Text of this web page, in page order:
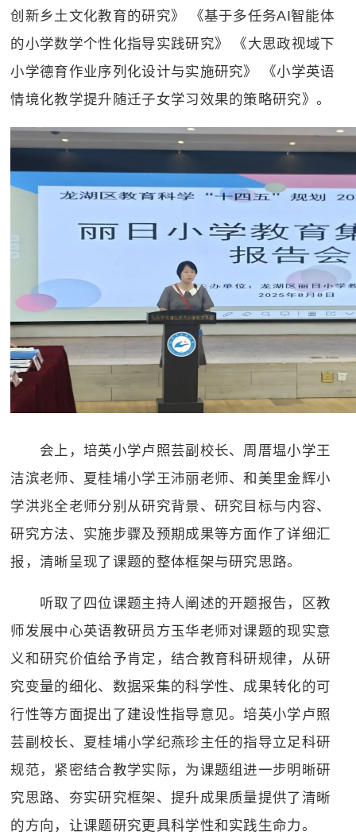
创新乡土文化教育的研究》 《基于多任务AI智能体
的小学数学个性化指导实践研究》 《大思政视域下
小学德育作业序列化设计与实施研究》 《小学英语
情境化教学提升随迁子女学习效果的策略研究》。
会上，培英小学卢照芸副校长、周厝塭小学王
洁滨老师、夏桂埔小学王沛丽老师、和美里金辉小
学洪兆全老师分别从研究背景、研究目标与内容、
研究方法、实施步骤及预期成果等方面作了详细汇
报，清晰呈现了课题的整体框架与研究思路。
听取了四位课题主持人阐述的开题报告，区教
师发展中心英语教研员方玉华老师对课题的现实意
义和研究价值给予肯定，结合教育科研规律，从研
究变量的细化、数据采集的科学性、成果转化的可
行性等方面提出了建设性指导意见。培英小学卢照
芸副校长、夏桂埔小学纪燕珍主任的指导立足科研
规范，紧密结合教学实际，为课题组进一步明晰研
究思路、夯实研究框架、提升成果质量提供了清晰
的方向，让课题研究更具科学性和实践生命力。